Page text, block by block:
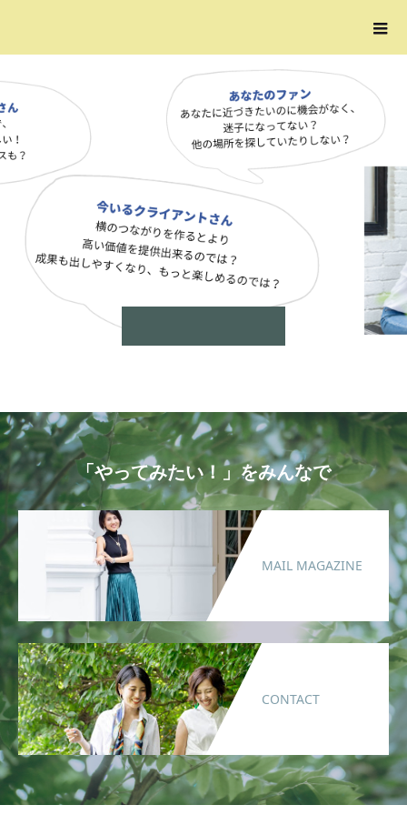
「やってみたい！」をみんなで
MAIL MAGAZINE
CONTACT